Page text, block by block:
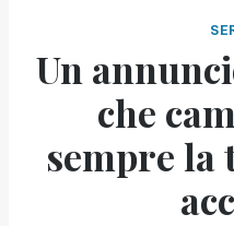
Un
che
sempre la